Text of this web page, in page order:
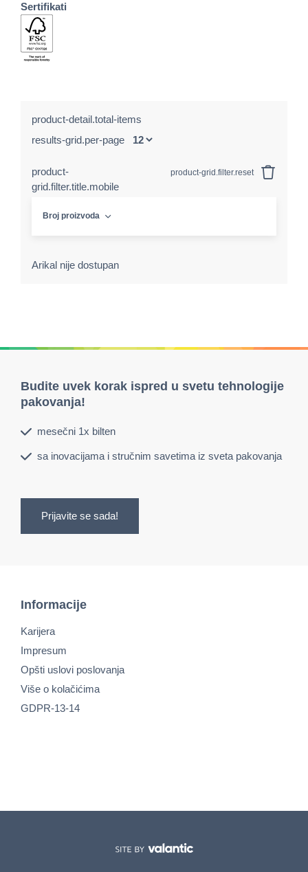
Sertifikati
product-detail.total-items
results-grid.per-page
product-
grid.filter.title.mobile
product-grid.filter.reset
Broj proizvoda
Arikal nije dostupan
Budite uvek korak ispred u svetu tehnologije
pakovanja!
mesečni 1x bilten
sa inovacijama i stručnim savetima iz sveta pakovanja
Prijavite se sada!
Informacije
Karijera
Impresum
Opšti uslovi poslovanja
Više o kolačićima
GDPR-13-14